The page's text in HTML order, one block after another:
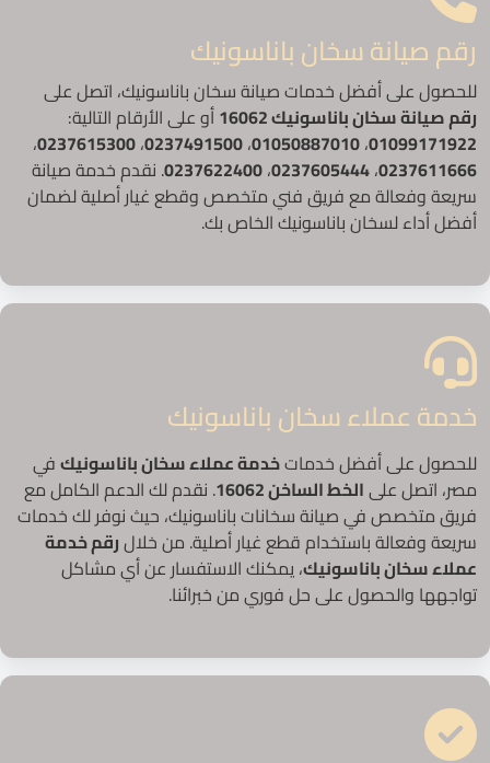
رقم صيانة سخان باناسونيك
للحصول على أفضل خدمات صيانة سخان باناسونيك، اتصل على
رقم صيانة سخان باناسونيك 16062
أو على الأرقام التالية:
01099171922،01050887010،0237491500،0237615300،
0237611666،0237605444،0237622400. نقدم خدمة صيانة
سريعة وفعالة مع فريق فني متخصص وقطع غيار أصلية لضمان
أفضل أداء لسخان باناسونيك الخاص بك.
خدمة عملاء سخان باناسونيك
للحصول على أفضل خدماتخدمة عملاء سخان باناسونيكفي
مصر، اتصل علىالخط الساخن 16062
. نقدم لك الدعم الكامل مع
فريق متخصص في صيانة سخانات باناسونيك، حيث نوفر لك خدمات
سريعة وفعالة باستخدام قطع غيار أصلية. من خلالرقم خدمة
عملاء سخان باناسونيك، يمكنك الاستفسار عن أي مشاكل
تواجهها والحصول على حل فوري من خبرائنا.